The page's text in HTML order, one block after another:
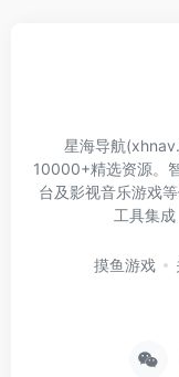
星海导航
10000+精选资源。
台及影视音乐游戏
工具集成
摸鱼游戏